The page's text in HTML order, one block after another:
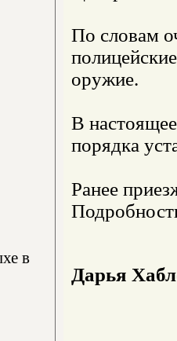
в
По словам
оружие.
В
порядка
Ранее
Дарья